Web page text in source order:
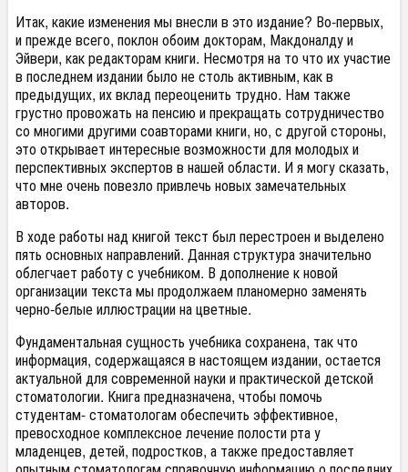
Итак, какие изменения мы внесли в это издание? Во-первых,
и прежде всего, поклон обоим докторам, Макдоналду и
Эйвери, как редакторам книги. Несмотря на то что их участие
в последнем издании было не столь активным, как в
предыдущих, их вклад переоценить трудно. Нам также
грустно провожать на пенсию и прекращать сотрудничество
со многими другими соавторами книги, но, с другой стороны,
это открывает интересные возможности для молодых и
перспективных экспертов в нашей области. И я могу сказать,
что мне очень повезло привлечь новых замечательных
авторов.
В ходе работы над книгой текст был перестроен и выделено
пять основных направлений. Данная структура значительно
облегчает работу с учебником. В дополнение к новой
организации текста мы продолжаем планомерно заменять
черно-белые иллюстрации на цветные.
Фундаментальная сущность учебника сохранена, так что
информация, содержащаяся в настоящем издании, остается
актуальной для современной науки и практической детской
стоматологии. Книга предназначена, чтобы помочь
студентам- стоматологам обеспечить эффективное,
превосходное комплексное лечение полости рта у
младенцев, детей, подростков, а также предоставляет